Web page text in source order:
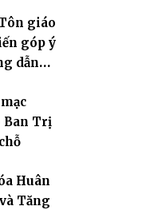
khu vực
giáo
góp ý
dẫn
Ban Trị
Huân
Tăng